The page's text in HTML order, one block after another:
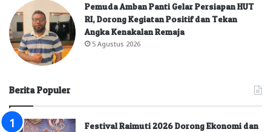
Pemuda Amban Panti Gelar Persiapan HUT
RI, Dorong Kegiatan Positif dan Tekan
Angka Kenakalan Remaja
5 Agustus 2026
Berita Populer
Festival Raimuti 2026 Dorong Ekonomi dan